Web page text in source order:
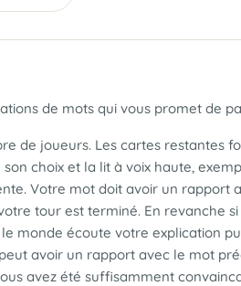
de mots qui vous promet de
de joueurs. Les cartes restantes
choix et la lit à voix haute,
Votre mot doit avoir un
tour est terminé. En
monde écoute votre explication
avoir un rapport avec le mot
avez été suffisamment